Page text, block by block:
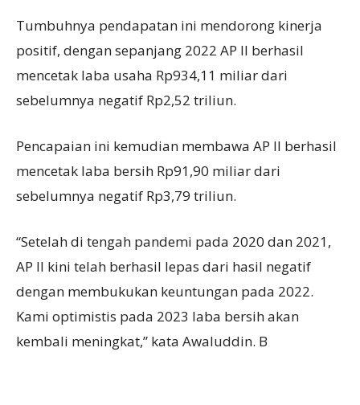
Tumbuhnya pendapatan ini mendorong kinerja
positif, dengan sepanjang 2022 AP II berhasil
mencetak laba usaha Rp934,11 miliar dari
sebelumnya negatif Rp2,52 triliun.
Pencapaian ini kemudian membawa AP II berhasil
mencetak laba bersih Rp91,90 miliar dari
sebelumnya negatif Rp3,79 triliun.
“Setelah di tengah pandemi pada 2020 dan 2021,
AP II kini telah berhasil lepas dari hasil negatif
dengan membukukan keuntungan pada 2022.
Kami optimistis pada 2023 laba bersih akan
kembali meningkat,” kata Awaluddin. B